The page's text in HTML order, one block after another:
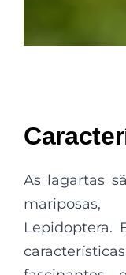
As lagartas
Lepidoptera.